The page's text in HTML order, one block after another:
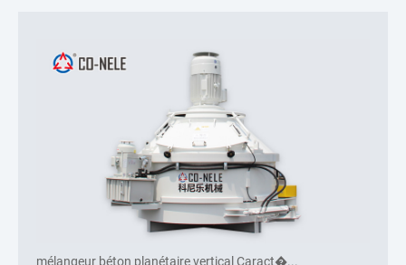
mélangeur béton planétaire vertical Caract�...